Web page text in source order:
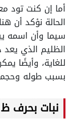
أما إن كنت
الحالة نؤكد أن
سيما وأن اسمه
الظليم الذي
للغاية، وأيضًا
بسبب طوله
نبات بحرف ظ